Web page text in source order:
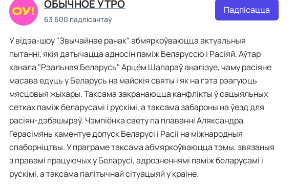
ОБЫЧНОЕ УТРО
63 600 падпісантаў
Падпісацца
У відэа-шоу "Звычайнае ранак" абмяркоўваюцца актуальныя
пытанні, якія датычацца адносін паміж Беларуссю і Расіяй. Аўтар
канала "Рэальная Беларусь" Арцём Шапараў аналізуе, чаму расіяне
масава едуць у Беларусь на майскія святы і як на гэта рэагуюць
мясцовыя жыхары. Таксама закранаюцца канфлікты ў сацыяльных
сетках паміж беларусамі і рускімі, а таксама забароны на ўезд для
расіян-дэбашыраў. Чэмпіёнка свету па плаванні Аляксандра
Герасімянь каментуе допуск Беларусі і Расіі на міжнародныя
спаборніцтвы. У праграме таксама абмяркоўваюцца тэмы, звязаныя
з правамі працуючых у Беларусі, адрозненнямі паміж беларусамі і
рускімі, а таксама палітычнай сітуацыяй у краіне.